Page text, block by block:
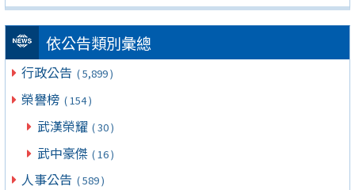
依公告類別彙總
行政公告 ( 5,899 )
榮譽榜 ( 154 )
武漢榮耀 ( 30 )
武中豪傑 ( 16 )
人事公告 ( 589 )